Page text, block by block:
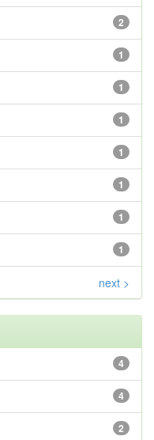
2
1
1
1
1
1
1
1
next >
4
4
2